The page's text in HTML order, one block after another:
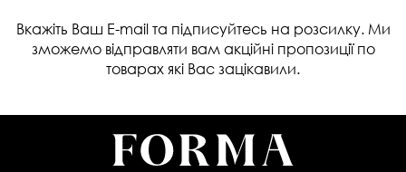
Вкажіть Ваш E-mail та підписуйтесь на розсилку. Ми
зможемо відправляти вам акційні пропозиції по
товарах які Вас зацікавили.